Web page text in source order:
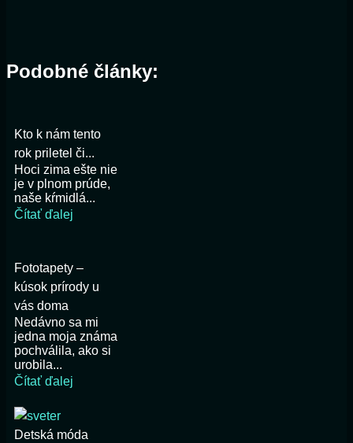
Podobné články:
Kto k nám tento
rok priletel či...
Hoci zima ešte nie
je v plnom prúde,
naše kŕmidlá...
Čítať ďalej
Fototapety –
kúsok prírody u
vás doma
Nedávno sa mi
jedna moja známa
pochválila, ako si
urobila...
Čítať ďalej
Detská móda